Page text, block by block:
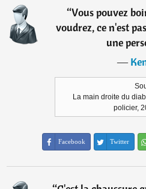
“Vous pouvez
voudrez, ce n'est
une
―
La main droite du
policier,
Facebook Twitter